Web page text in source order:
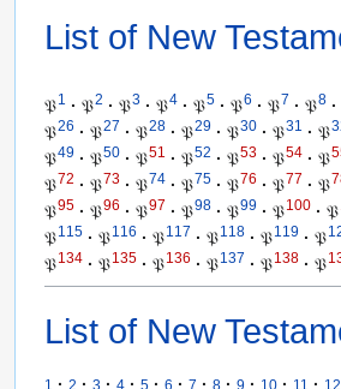
List of New
𝔓1 · 𝔓2 · 𝔓3 · 𝔓4 · 𝔓5 · 𝔓6 · 𝔓7 · 𝔓8 ·
𝔓26 · 𝔓27 · 𝔓28 · 𝔓29 · 𝔓30 · 𝔓31 · 𝔓
𝔓49 · 𝔓50 · 𝔓51 · 𝔓52 · 𝔓53 · 𝔓54 · 𝔓
𝔓72 · 𝔓73 · 𝔓74 · 𝔓75 · 𝔓76 · 𝔓77 · 𝔓
𝔓95 · 𝔓96 · 𝔓97 · 𝔓98 · 𝔓99 · 𝔓100 · 𝔓
𝔓115 · 𝔓116 · 𝔓117 · 𝔓118 · 𝔓119 · 𝔓
𝔓134 · 𝔓135 · 𝔓136 · 𝔓137 · 𝔓138 · 𝔓
List of New
1 · 2 · 3 · 4 · 5 · 6 · 7 · 8 · 9 · 10 · 11 · 12